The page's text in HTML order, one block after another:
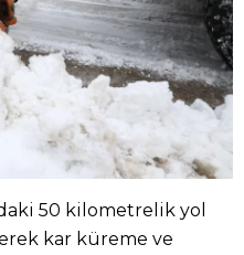
50 kilometrelik yol
kar küreme ve